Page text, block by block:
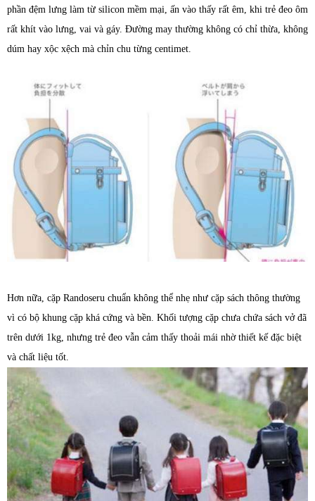
phần đệm lưng làm từ silicon mềm mại, ấn vào thấy rất êm, khi trẻ đeo ôm
rất khít vào lưng, vai và gáy. Đường may thường không có chỉ thừa, không
dúm hay xộc xệch mà chỉn chu từng centimet.
Hơn nữa, cặp Randoseru chuẩn không thể nhẹ như cặp sách thông thường
vì có bộ khung cặp khá cứng và bền. Khối tượng cặp chưa chứa sách vở đã
trên dưới 1kg, nhưng trẻ đeo vẫn cảm thấy thoải mái nhờ thiết kế đặc biệt
và chất liệu tốt.